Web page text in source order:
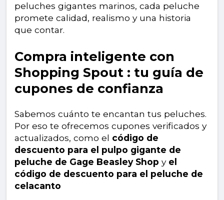
peluches gigantes marinos, cada peluche
promete calidad, realismo y una historia
que contar.
Compra inteligente con
Shopping Spout : tu guía de
cupones de confianza
Sabemos cuánto te encantan tus peluches.
Por eso te ofrecemos cupones verificados y
actualizados, como el código de
descuento para el pulpo gigante de
peluche de Gage Beasley Shop y el
código de descuento para el peluche de
celacanto